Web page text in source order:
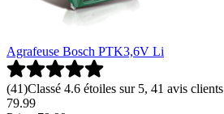
Agrafeuse Bosch PTK3,6V Li
(41)Classé 4.6 étoiles sur 5, 41 avis clients
79.99